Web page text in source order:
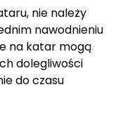
nie należy
nawodnieniu
na katar mogą
dolegliwości
do czasu